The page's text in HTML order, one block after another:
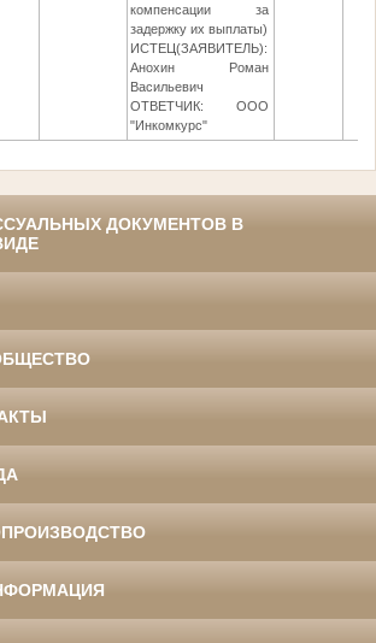
компенсации за
задержку их выплаты)
ИСТЕЦ(ЗАЯВИТЕЛЬ):
Анохин Роман
Васильевич
ОТВЕТЧИК: ООО
"Инкомкурс"
ДОКУМЕНТОВ В